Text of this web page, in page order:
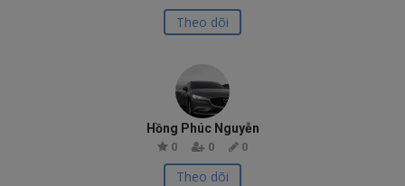
Theo dõi
Hồng Phúc Nguyễn
0 0 0
Theo dõi